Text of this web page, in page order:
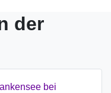
der
bei